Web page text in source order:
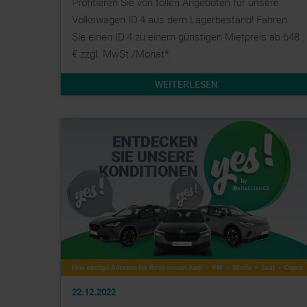
Volkswagen ID.4 aus dem Lagerbestand! Fahren
Sie einen ID.4 zu einem günstigen Mietpreis ab 648
€ zzgl. MwSt./Monat*.
WEITERLESEN
22.12.2022